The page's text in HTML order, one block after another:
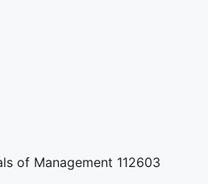
of Management 112603